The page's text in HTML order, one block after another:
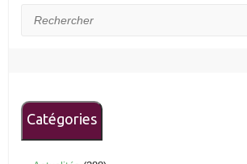
Rechercher
Catégories